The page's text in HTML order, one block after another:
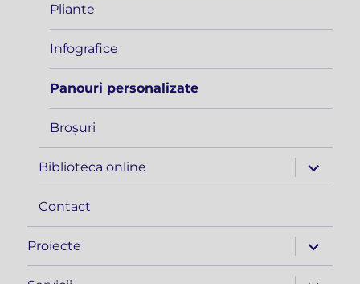
Pliante
Infografice
Panouri personalizate
Broșuri
Biblioteca online
extinde
meniul
copil
Contact
Proiecte
extinde
meniul
copil